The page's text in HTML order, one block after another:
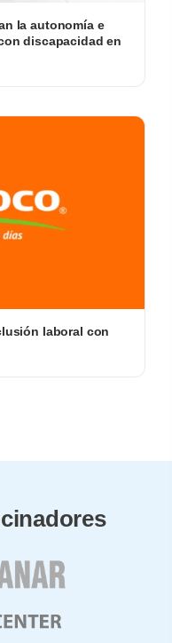
la autonomía e
discapacidad en
laboral con